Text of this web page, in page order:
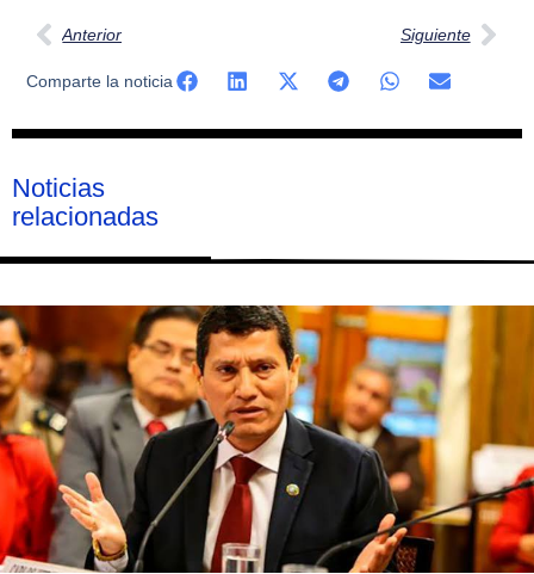
Anterior Siguiente
Comparte la noticia
Noticias
relacionadas
Página
Página
Página
Página
Página